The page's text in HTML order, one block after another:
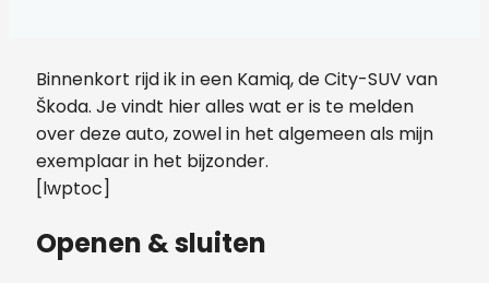
Binnenkort rijd ik in een Kamiq, de City-SUV van
Škoda. Je vindt hier alles wat er is te melden
over deze auto, zowel in het algemeen als mijn
exemplaar in het bijzonder.
[lwptoc]
Openen & sluiten